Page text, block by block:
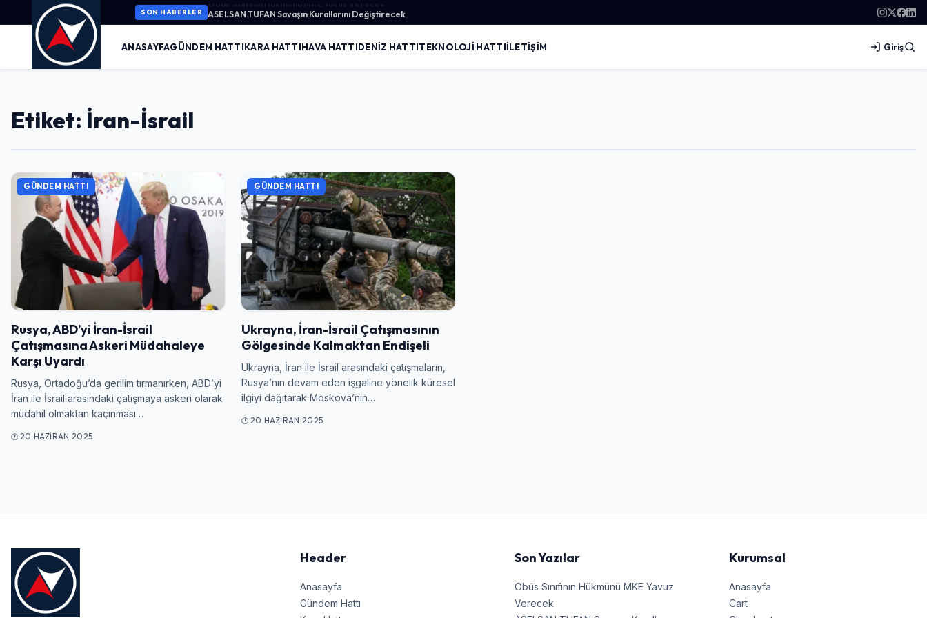
SON HABERLER ASELSAN TUFAN Savaşın Kurallarını Değiştirecek
ANASAYFAGÜNDEM HATTIKARA HATTIHAVA HATTIDENIZ HATTITEKNOLOJI HATTIİLETIŞIM Giriş
Etiket: İran-İsrail
GÜNDEM HATTI
Rusya, ABD’yi İran-İsrail
Çatışmasına Askeri Müdahaleye
Karşı Uyardı
Rusya, Ortadoğu’da gerilim tırmanırken, ABD’yi
İran ile İsrail arasındaki çatışmaya askeri olarak
müdahil olmaktan kaçınması…
20 HAZIRAN 2025
GÜNDEM HATTI
Ukrayna, İran-İsrail Çatışmasının
Gölgesinde Kalmaktan Endişeli
Ukrayna, İran ile İsrail arasındaki çatışmaların,
Rusya’nın devam eden işgaline yönelik küresel
ilgiyi dağıtarak Moskova’nın…
20 HAZIRAN 2025
Header
Anasayfa
Gündem Hattı
Son Yazılar
Obüs Sınıfının Hükmünü MKE Yavuz
Verecek
Kurumsal
Anasayfa
Cart
Giriş Yap
Şifre